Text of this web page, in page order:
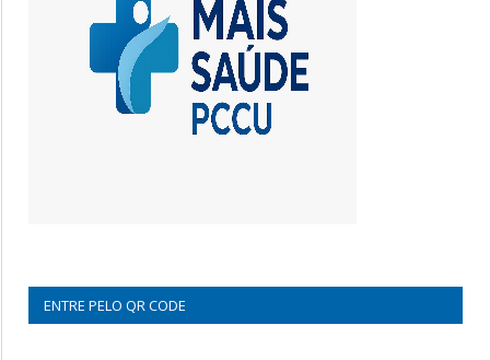
ENTRE PELO QR CODE